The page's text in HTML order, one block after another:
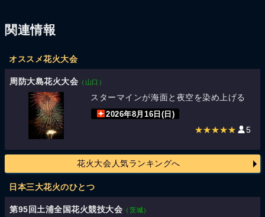
関連情報
オススメ花火大会
周防大島花火大会 （山口）
スターマインが海面と夜空を染め上げる
2026年8月16日(日)
★★★★★ 5
花火大会人気ランキングへ
日本三大花火のひとつ
第95回土浦全国花火競技大会 （茨城）